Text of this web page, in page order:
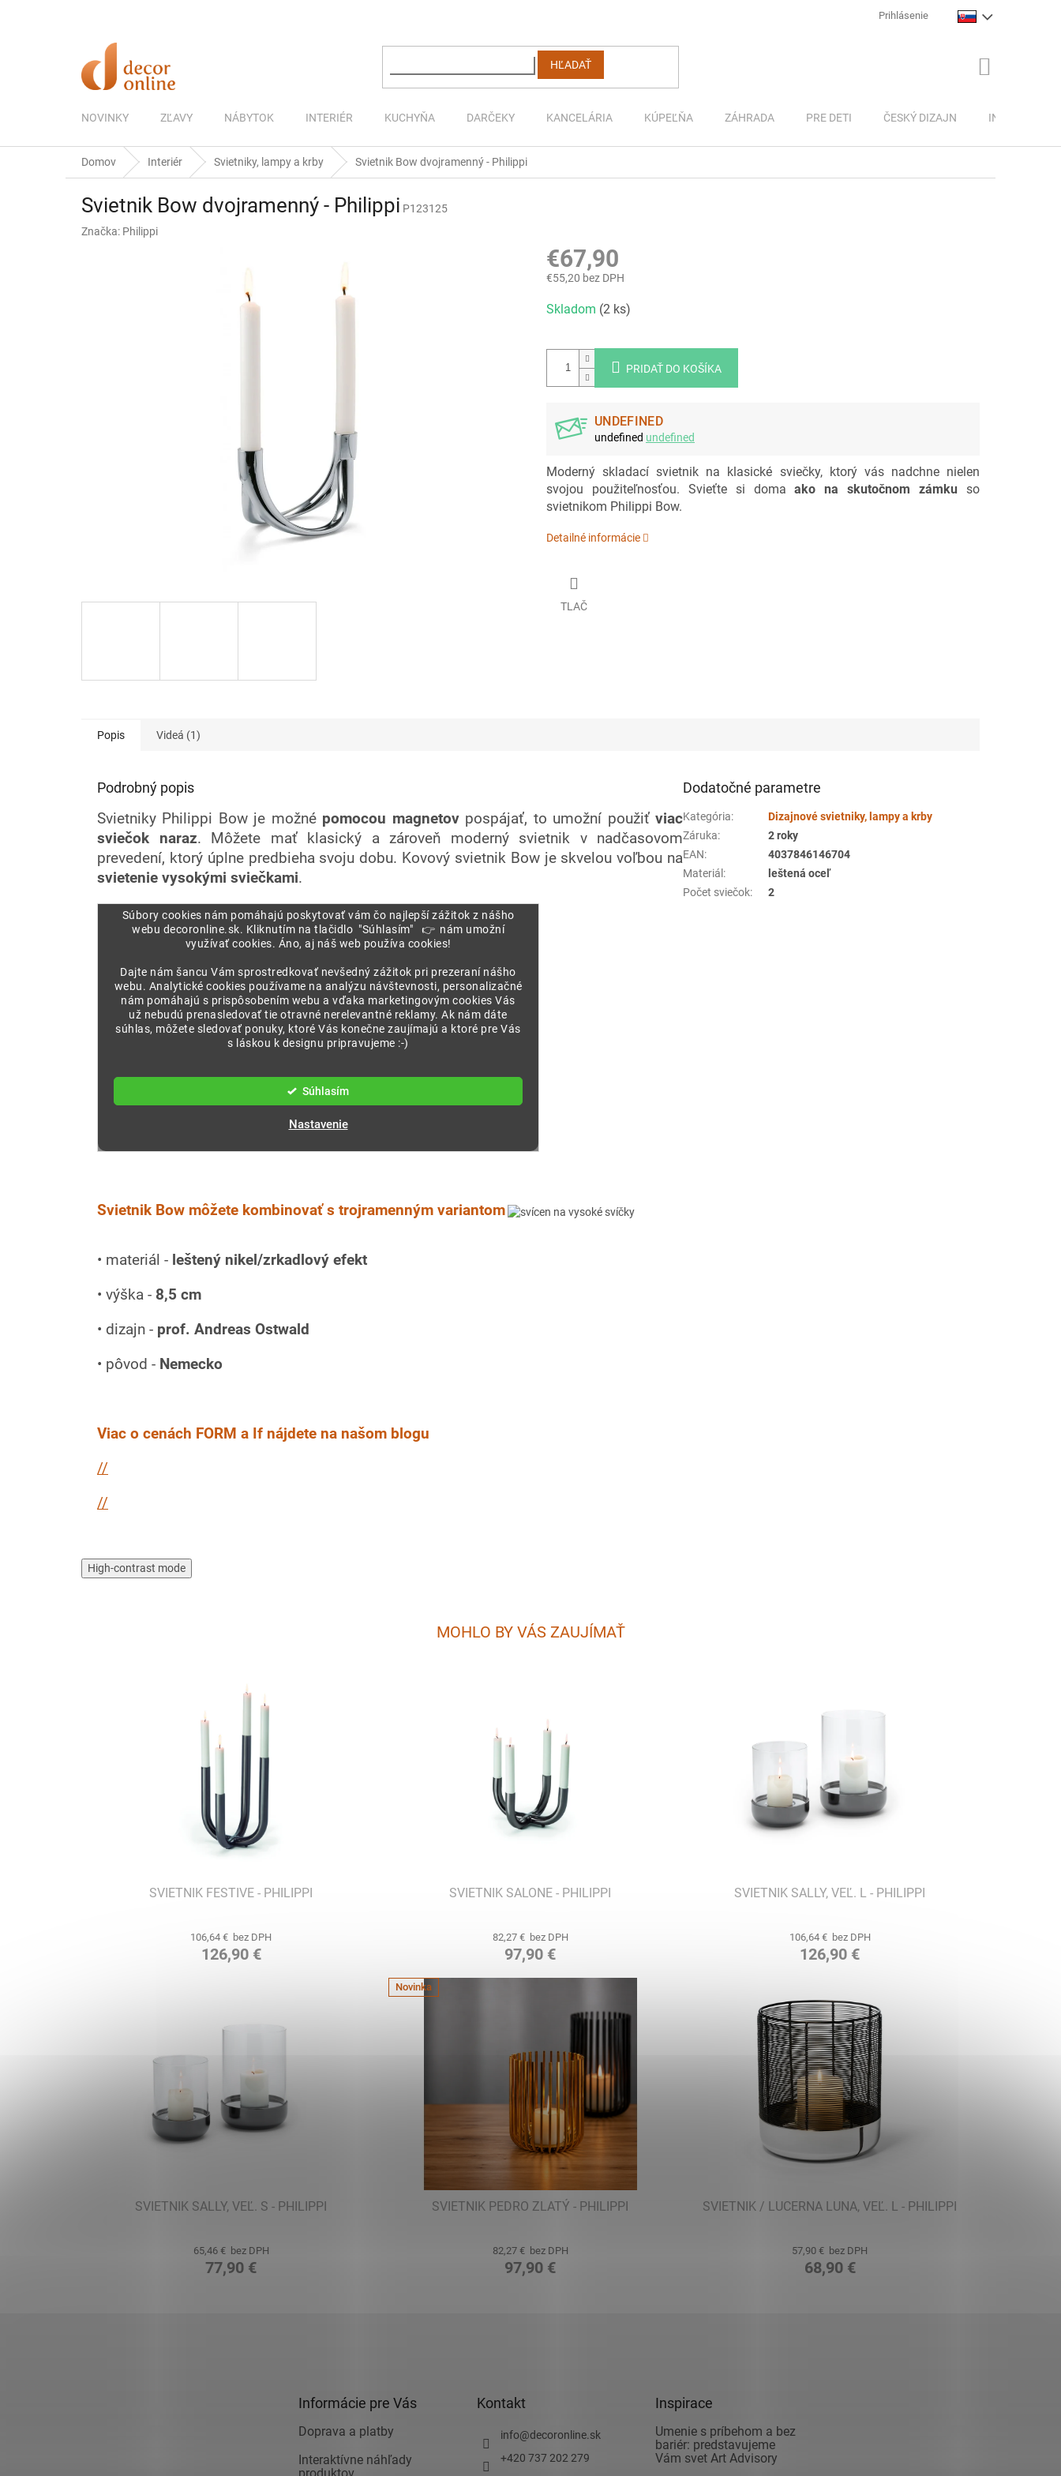
Prihlásenie
HĽADAŤ
NOVINKY ZĽAVY NÁBYTOK INTERIÉR KUCHYŇA DARČEKY KANCELÁRIA KÚPEĽŇA ZÁHRADA PRE DETI ČESKÝ DIZAJN INSPIRACE
Domov Interiér Svietniky, lampy a krby Svietnik Bow dvojramenný - Philippi
Svietnik Bow dvojramenný - Philippi P123125
Značka: Philippi
€67,90
€55,20 bez DPH
cena:
Skladom (2 ks)
PRIDAŤ DO KOŠÍKA
UNDEFINED
undefined undefined
Moderný skladací svietnik na klasické sviečky, ktorý vás nadchne nielen
svojou použiteľnosťou. Svieťte si domaako na skutočnom zámku so
svietnikom Philippi Bow.
Detailné informácie
TLAČ
Popis Videá (1)
Podrobný popis
Svietniky Philippi Bow je možné pomocou magnetovpospájať, to umožní použiťviac
sviečok naraz. Môžete mať klasický a zároveň moderný svietnik v nadčasovom
prevedení, ktorý úplne predbieha svoju dobu. Kovový svietnik Bow je skvelou voľbou na
svietenie vysokými sviečkami.
Svietnik Bow môžete kombinovať s trojramenným variantom
• materiál - leštený nikel/zrkadlový efekt
• výška - 8,5 cm
• dizajn - prof. Andreas Ostwald
• pôvod - Nemecko
Viac o cenách FORM a If nájdete na našom blogu
//
//
Dodatočné parametre
Kategória:
Dizajnové svietniky, lampy a krby
Záruka:
2 roky
EAN:
4037846146704
Materiál :
leštená oceľ
Počet sviečok: 2
High-contrast mode
MOHLO BY VÁS ZAUJÍMAŤ
SVIETNIK FESTIVE - PHILIPPI
106,64 € bez DPH
126,90 €
SVIETNIK SALONE - PHILIPPI
82,27 € bez DPH
97,90 €
SVIETNIK SALLY, VEĽ. L - PHILIPPI
106,64 € bez DPH
126,90 €
SVIETNIK SALLY, VEĽ. S - PHILIPPI
65,46 € bez DPH
77,90 €
Novinka
SVIETNIK PEDRO ZLATÝ - PHILIPPI
82,27 € bez DPH
97,90 €
SVIETNIK / LUCERNA LUNA, VEĽ. L - PHILIPPI
57,90 € bez DPH
68,90 €
Informácie pre Vás
Doprava a platby
Interaktívne náhľady
Kontakt
info@decoronline.sk
+420 737 202 279
Inspirace
Umenie s príbehom a bez
bariér: predstavujeme
Vám svet Art Advisory